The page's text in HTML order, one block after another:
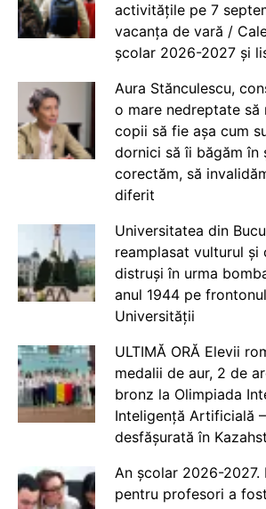
activitățile pe 7
vacanța de vară /
școlar 2026-2027 și
Aura Stănculescu,
o mare nedreptate să
copii să fie așa cum
dornici să îi băgăm în
corectăm, să
diferit
Universitatea din
reamplasat vulturul
distruși în urma
anul 1944 pe
Universității
ULTIMĂ ORĂ Elevii
medalii de aur, 2 de
bronz la Olimpiada
Inteligență Artificială
desfășurată în
An școlar 2026-
pentru profesori a